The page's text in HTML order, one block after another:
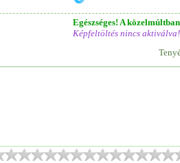
Egészséges! A
Képfeltöltés nincs aktiválva!